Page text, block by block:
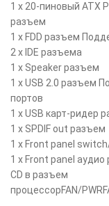
1 x 20-пиновый ATX
разъем
1 x FDD разъем
2 x IDE разъема
1 x Speaker разъем
1 x USB 2.0 разъем
портов
1 x USB карт-ридер
1 x SPDIF out разъем
1 x Front panel
1 x Front panel аудио
CD в разъем
процессорFAN/